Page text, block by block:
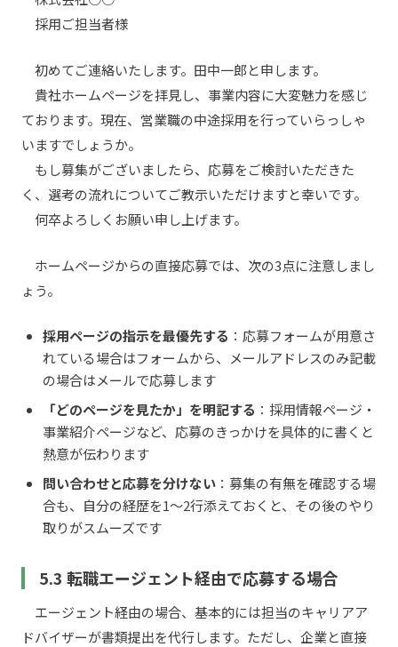
採用ご担当者様
初めてご連絡いたします。田中一郎と申します。
貴社ホームページを拝見し、事業内容に大変魅力を感じ
ております。現在、営業職の中途採用を行っていらっしゃ
いますでしょうか。
もし募集がございましたら、応募をご検討いただきた
く、選考の流れについてご教示いただけますと幸いです。
何卒よろしくお願い申し上げます。
ホームページからの直接応募では、次の3点に注意しまし
ょう。
採用ページの指示を最優先する ：応募フォームが用意さ
れている場合はフォームから、メールアドレスのみ記載
の場合はメールで応募します
「どのページを見たか」を明記する ：採用情報ページ・
事業紹介ページなど、応募のきっかけを具体的に書くと
熱意が伝わります
問い合わせと応募を分けない ：募集の有無を確認する場
合も、自分の経歴を1〜2行添えておくと、その後のやり
取りがスムーズです
5.3 転職エージェント経由で応募する場合
エージェント経由の場合、基本的には担当のキャリアア
ドバイザーが書類提出を代行します。ただし、企業と直接